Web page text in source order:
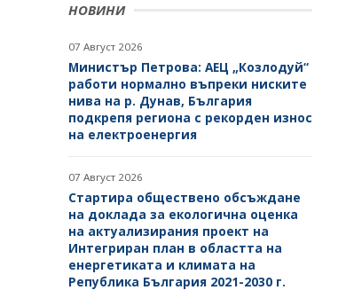
НОВИНИ
07 Август 2026
Министър Петрова: АЕЦ „Козлодуй“
работи нормално въпреки ниските
нива на р. Дунав, България
подкрепя региона с рекорден износ
на електроенергия
07 Август 2026
Стартира обществено обсъждане
на доклада за екологична оценка
на актуализирания проект на
Интегриран план в областта на
енергетиката и климата на
Република България 2021-2030 г.